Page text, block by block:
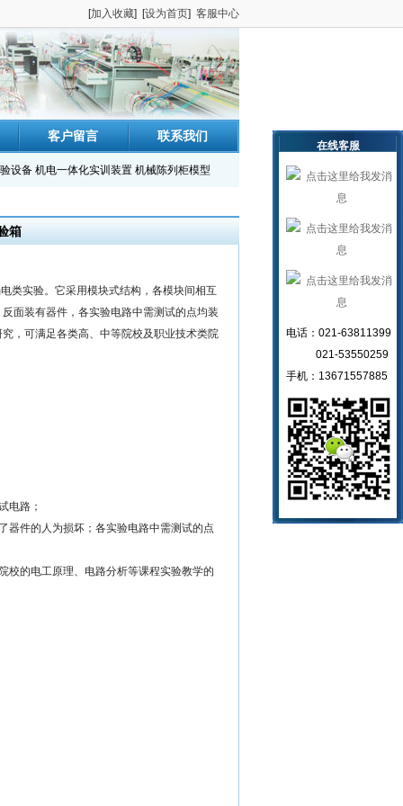
[加入收藏] [设为首页] 客服中心
客户留言 联系我们
设备 机电一体化实训装置 机械陈列柜模型
箱
类实验。它采用模块式结构，各模块间相互
面装有器件，各实验电路中需测试的点均装
，可满足各类高、中等院校及职业技术类院
电路；
器件的人为损坏；各实验电路中需测试的点
校的电工原理、电路分析等课程实验教学的
在线客服
电话：021-63811399
021-53550259
手机：13671557885